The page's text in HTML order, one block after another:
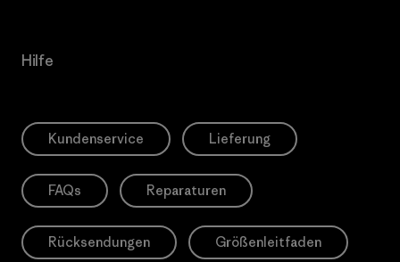
Hilfe
Kundenservice Lieferung
FAQs Reparaturen
Rücksendungen Größenleitfaden